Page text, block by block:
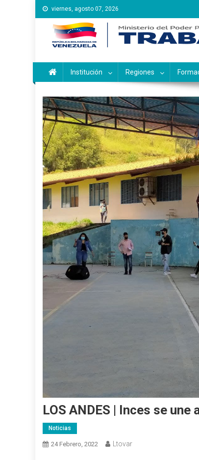
Saltar
al
contenido
viernes, agosto 07, 2026
Instituto Nacional de
Inces
Institución Regiones
LOS ANDES | Inces se
Noticias
24 Febrero, 2022 Ltovar